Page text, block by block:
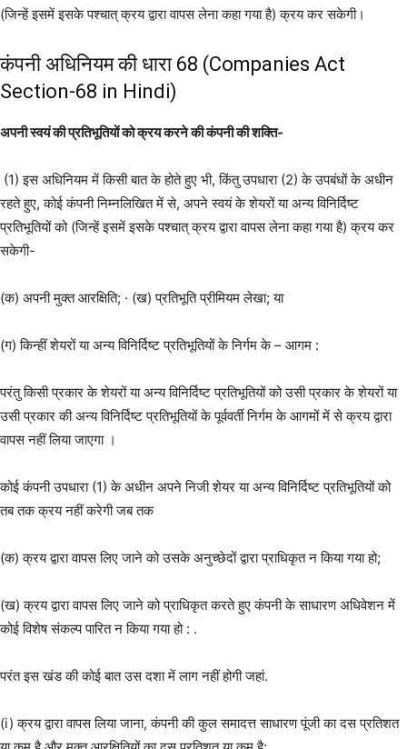
(जिन्हें इसमें इसके पश्चात् क्रय द्वारा वापस लेना कहा गया है) क्रय कर सकेगी।
कंपनी अधिनियम की धारा 68 (Companies Act
Section-68 in Hindi)
अपनी स्वयं की प्रतिभूतियों को क्रय करने की कंपनी की शक्ति-
(1) इस अधिनियम में किसी बात के होते हुए भी, किंतु उपधारा (2) के उपबंधों के अधीन
रहते हुए, कोई कंपनी निम्नलिखित में से, अपने स्वयं के शेयरों या अन्य विनिर्दिष्ट
प्रतिभूतियों को (जिन्हें इसमें इसके पश्चात् क्रय द्वारा वापस लेना कहा गया है) क्रय कर
सकेगी-
(क) अपनी मुक्त आरक्षिति; · (ख) प्रतिभूति प्रीमियम लेखा; या
(ग) किन्हीं शेयरों या अन्य विनिर्दिष्ट प्रतिभूतियों के निर्गम के – आगम :
परंतु किसी प्रकार के शेयरों या अन्य विनिर्दिष्ट प्रतिभूतियों को उसी प्रकार के शेयरों या
उसी प्रकार की अन्य विनिर्दिष्ट प्रतिभूतियों के पूर्ववर्ती निर्गम के आगमों में से क्रय द्वारा
वापस नहीं लिया जाएगा ।
कोई कंपनी उपधारा (1) के अधीन अपने निजी शेयर या अन्य विनिर्दिष्ट प्रतिभूतियों को
तब तक क्रय नहीं करेगी जब तक
(क) क्रय द्वारा वापस लिए जाने को उसके अनुच्छेदों द्वारा प्राधिकृत न किया गया हो;
(ख) क्रय द्वारा वापस लिए जाने को प्राधिकृत करते हुए कंपनी के साधारण अधिवेशन में
कोई विशेष संकल्प पारित न किया गया हो : .
परंत इस खंड की कोई बात उस दशा में लाग नहीं होगी जहां.
(i) क्रय द्वारा वापस लिया जाना, कंपनी की कुल समादत्त साधारण पूंजी का दस प्रतिशत